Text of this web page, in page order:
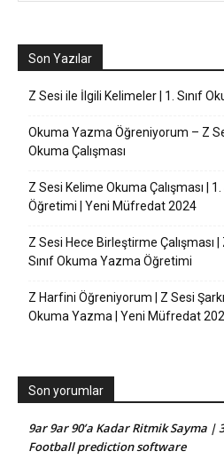
Son Yazılar
Z Sesi ile İlgili Kelimeler | 1. Sınıf
Okuma Yazma Öğreniyorum – Z
Okuma Çalışması
Z Sesi Kelime Okuma Çalışması |
Öğretimi | Yeni Müfredat 2024
Z Sesi Hece Birleştirme Çalışması
Sınıf Okuma Yazma Öğretimi
Z Harfini Öğreniyorum | Z Sesi
Okuma Yazma | Yeni Müfredat
Son yorumlar
9ar 9ar 90’a Kadar Ritmik Sayma |
Football prediction software